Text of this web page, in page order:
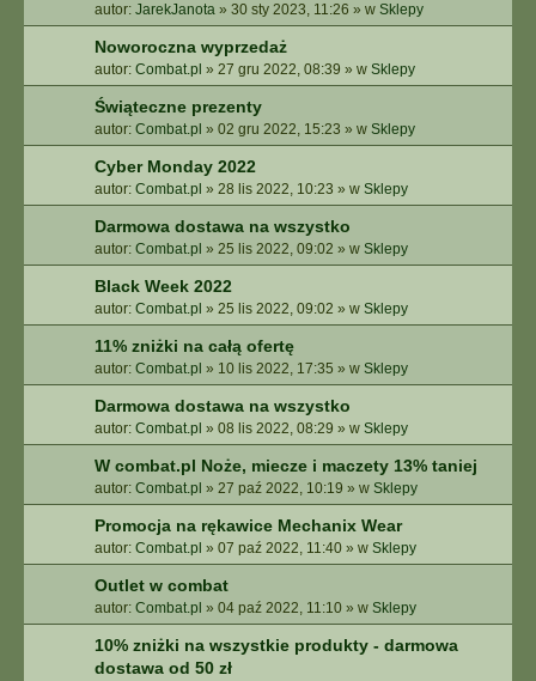
autor: JarekJanota » 30 sty 2023, 11:26 » w Sklepy
Noworoczna wyprzedaż
autor: Combat.pl » 27 gru 2022, 08:39 » w Sklepy
Świąteczne prezenty
autor: Combat.pl » 02 gru 2022, 15:23 » w Sklepy
Cyber Monday 2022
autor: Combat.pl » 28 lis 2022, 10:23 » w Sklepy
Darmowa dostawa na wszystko
autor: Combat.pl » 25 lis 2022, 09:02 » w Sklepy
Black Week 2022
autor: Combat.pl » 25 lis 2022, 09:02 » w Sklepy
11% zniżki na całą ofertę
autor: Combat.pl » 10 lis 2022, 17:35 » w Sklepy
Darmowa dostawa na wszystko
autor: Combat.pl » 08 lis 2022, 08:29 » w Sklepy
W combat.pl Noże, miecze i maczety 13% taniej
autor: Combat.pl » 27 paź 2022, 10:19 » w Sklepy
Promocja na rękawice Mechanix Wear
autor: Combat.pl » 07 paź 2022, 11:40 » w Sklepy
Outlet w combat
autor: Combat.pl » 04 paź 2022, 11:10 » w Sklepy
10% zniżki na wszystkie produkty - darmowa
dostawa od 50 zł